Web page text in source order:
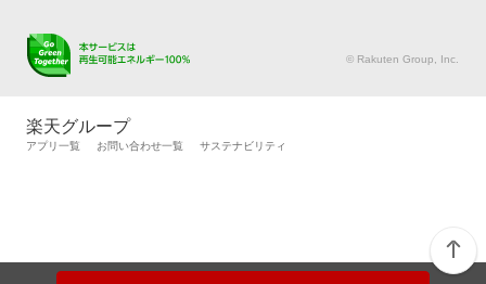
キズ修理予約
メンテナンス管理
タイヤ交換サービス
自動車カタログ 自動車保険
© Rakuten Group, Inc.
楽天グループ
アプリ一覧 お問い合わせ一覧 サステナビリティ